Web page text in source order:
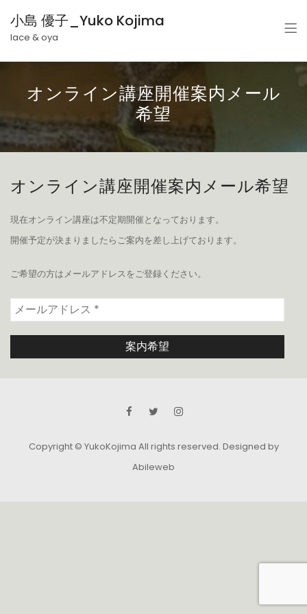
小島 優子_Yuko Kojima
lace & oya
オンライン講座開催案内メール
希望
オンライン講座開催案内メール希望
現在オンライン講座は不定期開催となっております。
開催予定が決まりましたらご案内を差し上げております。
ご希望の方はメールアドレスをご登録ください。
Copyright © YukoKojima All rights reserved. Designed by
Abileweb